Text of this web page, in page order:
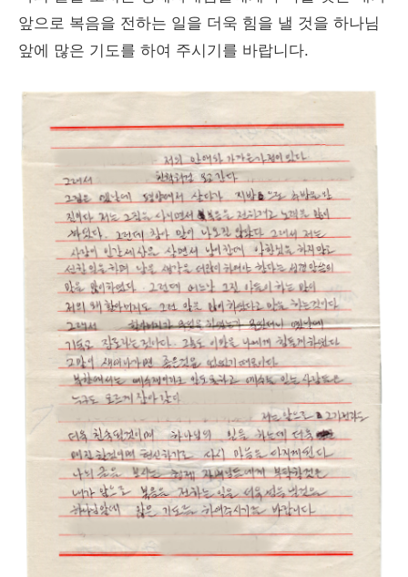
앞으로 복음을 전하는 일을 더욱 힘을 낼 것을 하나님
앞에 많은 기도를 하여 주시기를 바랍니다.